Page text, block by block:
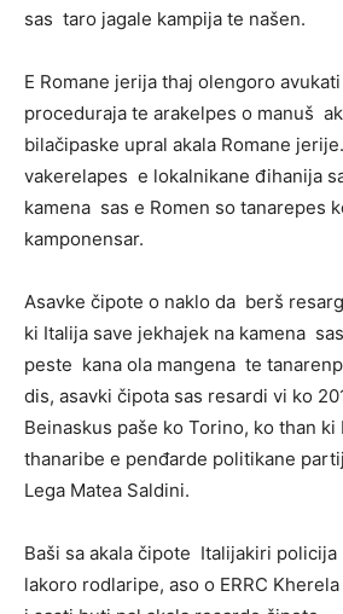
sas taro jagale kampija te našen.
E Romane jerija thaj olengoro
proceduraja te arakelpes o manuš
bilačipaske upral akala Romane
vakerelapes e lokalnikane đihanija
kamena sas e Romen so tanarepes
kamponensar.
Asavke čipote o naklo da berš
ki Italija save jekhajek na kamena
peste kana ola mangena te
dis, asavki čipota sas resardi vi ko
Beinaskus paše ko Torino, ko than ki
thanaribe e penđarde politikane
Lega Matea Saldini.
Baši sa akala čipote Italijakiri
lakoro rodlaripe, aso o ERRC